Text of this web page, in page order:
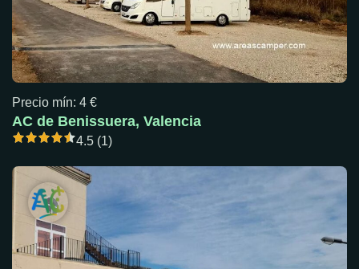
Precio mín: 4 €
AC de Benissuera, Valencia
4.5 (1)